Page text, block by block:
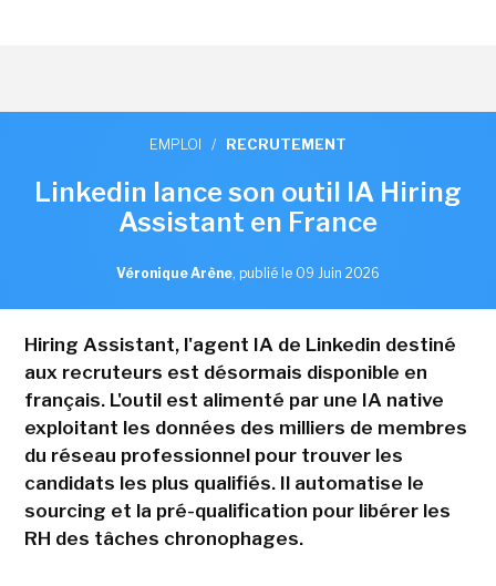
EMPLOI / RECRUTEMENT
Linkedin lance son outil IA Hiring
Assistant en France
Véronique Arène, publié le 09 Juin 2026
Hiring Assistant, l'agent IA de Linkedin destiné
aux recruteurs est désormais disponible en
français. L'outil est alimenté par une IA native
exploitant les données des milliers de membres
du réseau professionnel pour trouver les
candidats les plus qualifiés. Il automatise le
sourcing et la pré-qualification pour libérer les
RH des tâches chronophages.